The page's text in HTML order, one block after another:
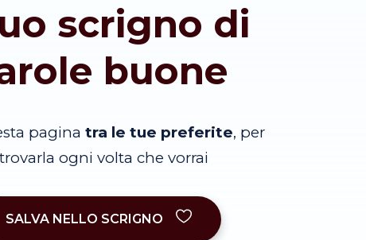
scrigno di
buone
pagina tra le tue preferite, per
ogni volta che vorrai
SALVA NELLO SCRIGNO